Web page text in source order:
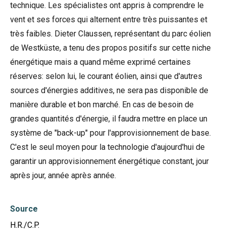
technique. Les spécialistes ont appris à comprendre le
vent et ses forces qui alternent entre très puissantes et
très faibles. Dieter Claussen, représentant du parc éolien
de Westküste, a tenu des propos positifs sur cette niche
énergétique mais a quand même exprimé certaines
réserves: selon lui, le courant éolien, ainsi que d'autres
sources d'énergies additives, ne sera pas disponible de
manière durable et bon marché. En cas de besoin de
grandes quantités d'énergie, il faudra mettre en place un
système de "back-up" pour l'approvisionnement de base.
C'est le seul moyen pour la technologie d'aujourd'hui de
garantir un approvisionnement énergétique constant, jour
après jour, année après année.
Source
H.R./C.P.